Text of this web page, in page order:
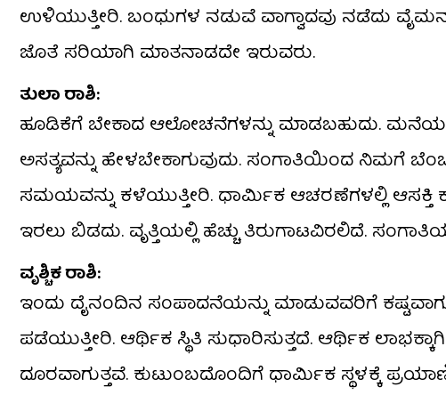
ಉಳಿಯುತ್ತೀರಿ. ಬಂಧುಗಳ ನಡುವೆ ವಾಗ್ವಾದವು ನಡೆದು
ಜೊತೆ ಸರಿಯಾಗಿ ಮಾತನಾಡದೇ ಇರುವರು.
ತುಲಾ ರಾಶಿ:
ಹೂಡಿಕೆಗೆ ಬೇಕಾದ ಆಲೋಚನೆಗಳನ್ನು ಮಾಡಬಹುದು. ಮನೆಯನ್ನು
ಅಸತ್ಯವನ್ನು ಹೇಳಬೇಕಾಗುವುದು. ಸಂಗಾತಿಯಿಂದ ನಿಮಗೆ
ಸಮಯವನ್ನು ಕಳೆಯುತ್ತೀರಿ. ಧಾರ್ಮಿಕ ಆಚರಣೆಗಳಲ್ಲಿ ಆಸಕ್ತಿ
ಇರಲು ಬಿಡದು. ವೃತ್ತಿಯಲ್ಲಿ ಹೆಚ್ಚು ತಿರುಗಾಟವಿರಲಿದೆ.
ವೃಶ್ಚಿಕ ರಾಶಿ:
ಇಂದು ದೈನಂದಿನ ಸಂಪಾದನೆಯನ್ನು ಮಾಡುವವರಿಗೆ
ಪಡೆಯುತ್ತೀರಿ. ಆರ್ಥಿಕ ಸ್ಥಿತಿ ಸುಧಾರಿಸುತ್ತದೆ. ಆರ್ಥಿಕ
ದೂರವಾಗುತ್ತವೆ. ಕುಟುಂಬದೊಂದಿಗೆ ಧಾರ್ಮಿಕ ಸ್ಥಳಕ್ಕೆ